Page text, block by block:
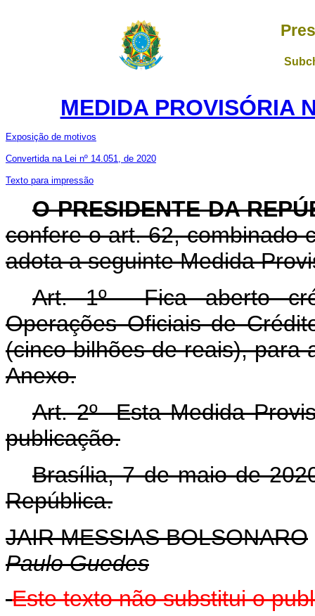
MEDIDA PROVISÓRIA
Exposição de motivos
Convertida na Lei nº 14.051, de 2020
Texto para impressão
O PRESIDENTE DA
confere o art. 62, combinado
adota a seguinte Medida
Art. 1º Fica aberto
Operações Oficiais de
(cinco bilhões de reais), para
Anexo.
Art. 2º Esta Medida
publicação.
Brasília, 7 de maio de
República.
JAIR MESSIAS BOLSONARO
Paulo Guedes
Este texto não substitui o